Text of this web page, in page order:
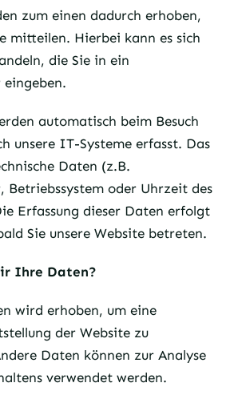
zum einen dadurch erhoben,
mitteilen. Hierbei kann es sich
die Sie in ein
automatisch beim Besuch
unsere IT-Systeme erfasst. Das
Daten (z.B.
oder Uhrzeit des
Erfassung dieser Daten erfolgt
Sie unsere Website betreten.
Ihre Daten?
wird erhoben, um eine
der Website zu
Daten können zur Analyse
verwendet werden.